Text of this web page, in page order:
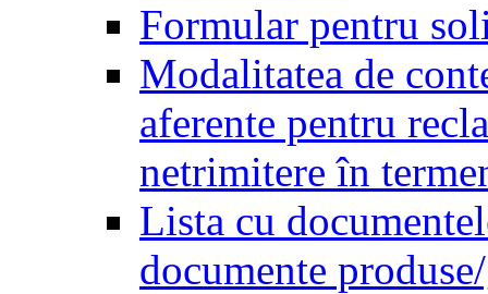
Formular pentru
Modalitatea de
aferente pentru
netrimitere în
Lista cu
documente